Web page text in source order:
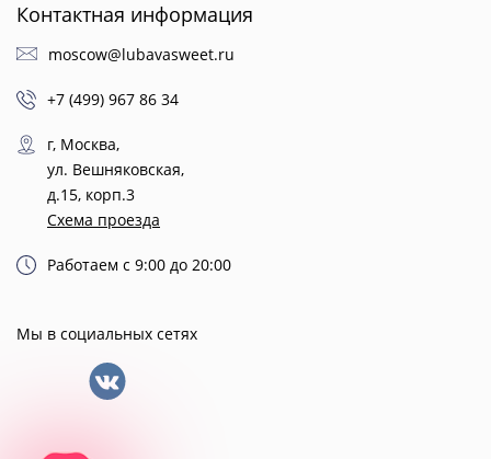
Контактная информация
moscow@lubavasweet.ru
+7 (499) 967 86 34
г, Москва,
ул. Вешняковская,
д.15, корп.3
Схема проезда
Работаем с 9:00 до 20:00
Мы в социальных сетях